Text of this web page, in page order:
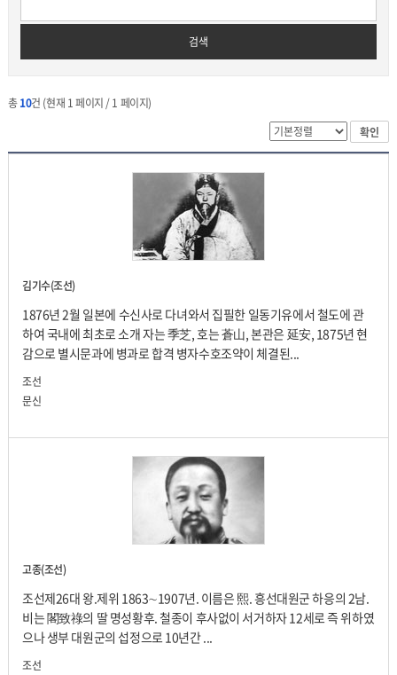
검색
총10건 (현재 1 페이지 / 1 페이지)
확인
김기수(조선)
1876년 2월 일본에 수신사로 다녀와서 집필한 일동기유에서 철도에 관
하여 국내에 최초로 소개 자는 季芝, 호는 蒼山, 본관은 延安, 1875년 현
감으로 별시문과에 병과로 합격 병자수호조약이 체결된...
조선
문신
고종(조선)
조선제26대 왕.제위 1863∼1907년. 이름은 熙. 흥선대원군 하응의 2남.
비는 閣致祿의 딸 명성황후. 철종이 후사없이 서거하자 12세로 즉 위하였
으나 생부 대원군의 섭정으로 10년간 ...
조선